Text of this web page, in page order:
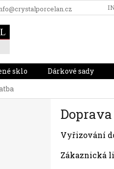
sklo Dárkové sady
Vyřizování
Zákaznická